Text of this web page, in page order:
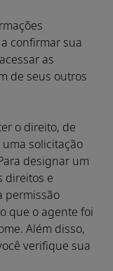
confirmar sua
as
de seus outros
o direito, de
solicitação
designar um
direitos e
permissão
que o agente foi
Além disso,
verifique sua